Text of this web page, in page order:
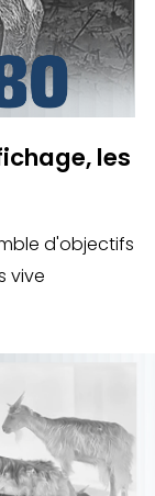
les
d'objectifs
vive